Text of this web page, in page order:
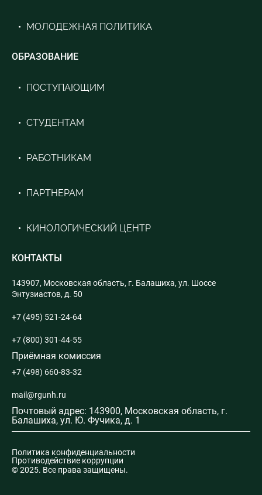
МОЛОДЕЖНАЯ ПОЛИТИКА
ОБРАЗОВАНИЕ
ПОСТУПАЮЩИМ
СТУДЕНТАМ
РАБОТНИКАМ
ПАРТНЕРАМ
КИНОЛОГИЧЕСКИЙ ЦЕНТР
КОНТАКТЫ
143907, Московская область, г. Балашиха, ул. Шоссе
Энтузиастов, д. 50
+7 (495) 521-24-64
+7 (800) 301-44-55
Приёмная комиссия
+7 (498) 660-83-32
mail@rgunh.ru
Почтовый адрес: 143900, Московская область, г.
Балашиха, ул. Ю. Фучика, д. 1
© 2025. Все права защищены.
Политика конфиденциальности
Противодействие коррупции